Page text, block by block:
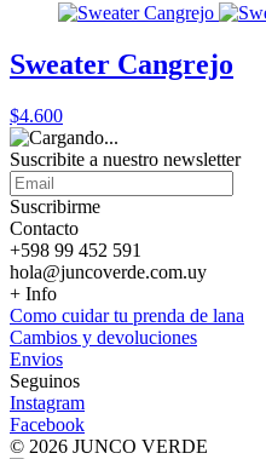
Sweater Cangrejo
$4.600
Suscribite a nuestro newsletter
Suscribirme
Contacto
+598 99 452 591
hola@juncoverde.com.uy
+ Info
Como cuidar tu prenda de lana
Cambios y devoluciones
Envios
Seguinos
Instagram
Facebook
© 2026 JUNCO VERDE